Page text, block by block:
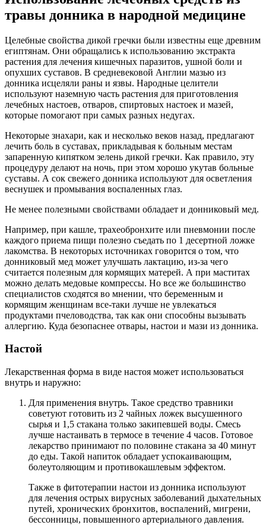
травы донника в народной медицине
Целебные свойства дикой гречки были известны еще древним
египтянам. Они обращались к использованию экстракта
растения для лечения кишечных паразитов, ушной боли и
опухших суставов. В средневековой Англии мазью из
донника исцеляли раны и язвы. Народные целители
используют наземную часть растения для приготовления
лечебных настоев, отваров, спиртовых настоек и мазей,
которые помогают при самых разных недугах.
Некоторые знахари, как и несколько веков назад, предлагают
лечить боль в суставах, прикладывая к больным местам
запаренную кипятком зелень дикой гречки. Как правило, эту
процедуру делают на ночь, при этом хорошо укутав больные
суставы. А сок свежего донника используют для осветления
веснушек и промывания воспаленных глаз.
Не менее полезными свойствами обладает и донниковый мед.
Например, при кашле, трахеобронхите или пневмонии после
каждого приема пищи полезно съедать по 1 десертной ложке
лакомства. В некоторых источниках говорится о том, что
донниковый мед может улучшать лактацию, из-за чего
считается полезным для кормящих матерей. А при маститах
можно делать медовые компрессы. Но все же большинство
специалистов сходятся во мнении, что беременным и
кормящим женщинам все-таки лучше не увлекаться
продуктами пчеловодства, так как они способны вызывать
аллергию. Куда безопаснее отвары, настои и мази из донника.
Настой
Лекарственная форма в виде настоя может использоваться
внутрь и наружно:
Для применения внутрь. Такое средство травники
советуют готовить из 2 чайных ложек высушенного
сырья и 1,5 стакана только закипевшей воды. Смесь
лучше настаивать в термосе в течение 4 часов. Готовое
лекарство принимают по половине стакана за 40 минут
до еды. Такой напиток обладает успокаивающим,
болеутоляющим и противокашлевым эффектом.
Также в фитотерапии настои из донника используют
для лечения острых вирусных заболеваний дыхательных
путей, хронических бронхитов, воспалений, мигрени,
бессонницы, повышенного артериального давления.